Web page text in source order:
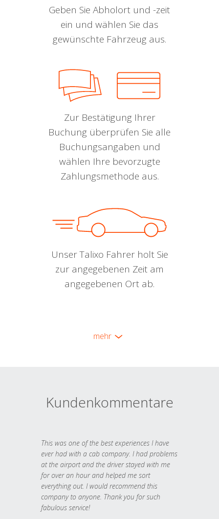
Geben Sie Abholort und -zeit
ein und wählen Sie das
gewünschte Fahrzeug aus.
Zur Bestätigung Ihrer
Buchung überprüfen Sie alle
Buchungsangaben und
wählen Ihre bevorzugte
Zahlungsmethode aus.
Unser Talixo Fahrer holt Sie
zur angegebenen Zeit am
angegebenen Ort ab.
mehr
Kundenkommentare
This was one of the best experiences I have
ever had with a cab company. I had problems
at the airport and the driver stayed with me
for over an hour and helped me sort
everything out. I would recommend this
company to anyone. Thank you for such
fabulous service!